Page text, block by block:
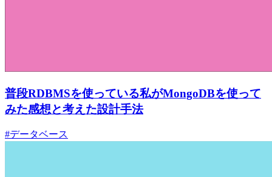
普段RDBMSを使っている私がMongoDBを使って
みた感想と考えた設計手法
#データベース